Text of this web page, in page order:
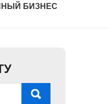
БИЗНЕС